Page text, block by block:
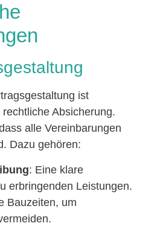
ist
Absicherung.
alle Vereinbarungen
Dazu gehören:
: Eine klare
erbringenden Leistungen.
Bauzeiten, um